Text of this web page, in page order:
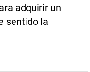
adquirir un
sentido la